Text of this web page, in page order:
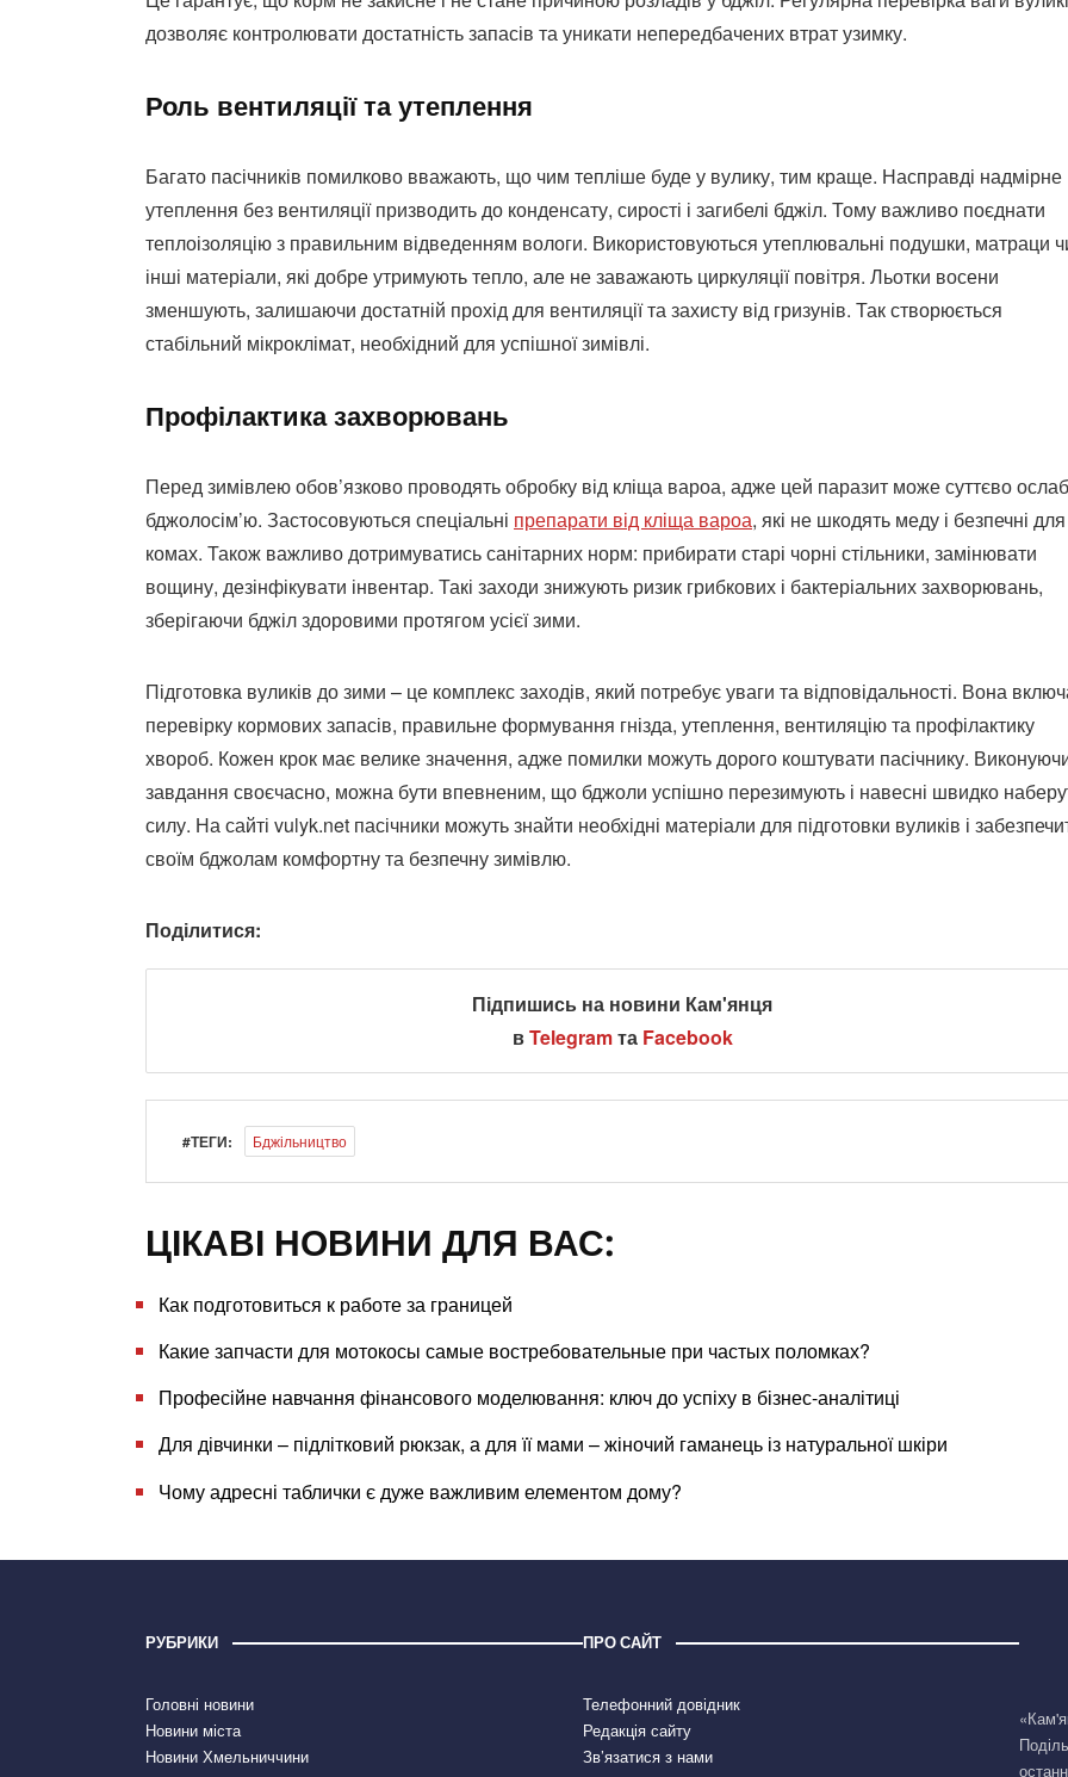
дозволяє контролювати достатність запасів та уникати непередбачених втрат узимку.
Роль вентиляції та утеплення
Багато пасічників помилково вважають, що чим тепліше буде у вулику, тим краще. Насправді надмірне
утеплення без вентиляції призводить до конденсату, сирості і загибелі бджіл. Тому важливо поєднати
теплоізоляцію з правильним відведенням вологи. Використовуються утеплювальні подушки, матраци
інші матеріали, які добре утримують тепло, але не заважають циркуляції повітря. Льотки восени
зменшують, залишаючи достатній прохід для вентиляції та захисту від гризунів. Так створюється
стабільний мікроклімат, необхідний для успішної зимівлі.
Профілактика захворювань
Перед зимівлею обов’язково проводять обробку від кліща вароа, адже цей паразит може суттєво
бджолосім’ю. Застосовуються спеціальні препарати від кліща вароа, які не шкодять меду і безпечні для
комах. Також важливо дотримуватись санітарних норм: прибирати старі чорні стільники, замінювати
вощину, дезінфікувати інвентар. Такі заходи знижують ризик грибкових і бактеріальних захворювань,
зберігаючи бджіл здоровими протягом усієї зими.
Підготовка вуликів до зими – це комплекс заходів, який потребує уваги та відповідальності. Вона
перевірку кормових запасів, правильне формування гнізда, утеплення, вентиляцію та профілактику
хвороб. Кожен крок має велике значення, адже помилки можуть дорого коштувати пасічнику.
завдання своєчасно, можна бути впевненим, що бджоли успішно перезимують і навесні швидко
силу. На сайті vulyk.net пасічники можуть знайти необхідні матеріали для підготовки вуликів і
своїм бджолам комфортну та безпечну зимівлю.
Поділитися:
Підпишись на новини Кам'янця
вTelegramта Facebook
#ТЕГИ: Бджільництво
ЦІКАВІ НОВИНИ ДЛЯ ВАС:
Как подготовиться к работе за границей
Какие запчасти для мотокосы самые востребовательные при частых поломках?
Професійне навчання фінансового моделювання: ключ до успіху в бізнес-аналітиці
Для дівчинки – підлітковий рюкзак, а для її мами – жіночий гаманець із натуральної шкіри
Чому адресні таблички є дуже важливим елементом дому?
РУБРИКИ
Головні новини
Новини міста
Новини Хмельниччини
ПРО САЙТ
Телефонний довідник
Редакція сайту
Зв’язатися з нами